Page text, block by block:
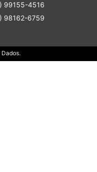
99155-4516
98162-6759